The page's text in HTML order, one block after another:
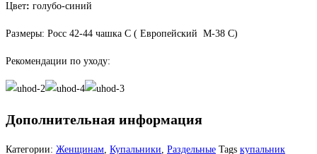
Цвет: голубо-синий
Размеры: Росс 42-44 чашка С ( Европейский M-38 С)
Рекомендации по уходу:
Дополнительная информация
Категории: Женщинам, Купальники, Раздельные Tags купальник